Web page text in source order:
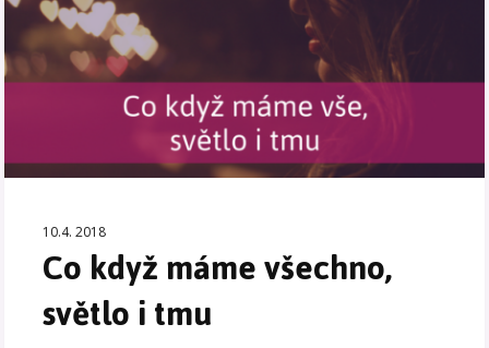
10.4. 2018
Co když máme všechno,
světlo i tmu